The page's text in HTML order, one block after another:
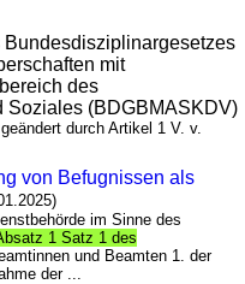
mit
des
Soziales (BDGBMASKDV)
durch Artikel 1 V. v.
von Befugnissen als
im Sinne des
1 Satz 1 des
und Beamten 1. der
der ...